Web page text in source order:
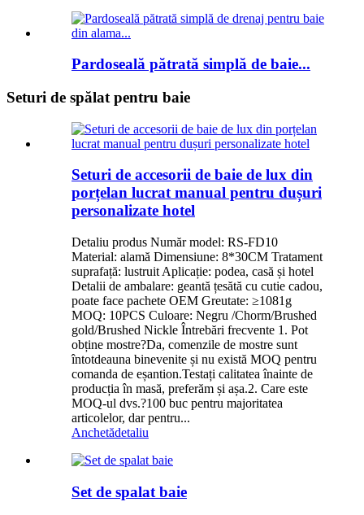
Pardoseală pătrată simplă de baie...
Seturi de spălat pentru baie
Seturi de accesorii de baie de lux din
porțelan lucrat manual pentru dușuri
personalizate hotel
Detaliu produs Număr model: RS-FD10
Material: alamă Dimensiune: 8*30CM Tratament
suprafață: lustruit Aplicație: podea, casă și hotel
Detalii de ambalare: geantă țesătă cu cutie cadou,
poate face pachete OEM Greutate: ≥1081g
MOQ: 10PCS Culoare: Negru /Chorm/Brushed
gold/Brushed Nickle Întrebări frecvente 1. Pot
obține mostre?Da, comenzile de mostre sunt
întotdeauna binevenite și nu există MOQ pentru
comanda de eșantion.Testați calitatea înainte de
producția în masă, preferăm și așa.2. Care este
MOQ-ul dvs.?100 buc pentru majoritatea
articolelor, dar pentru...
Anchetădetaliu
Set de spalat baie